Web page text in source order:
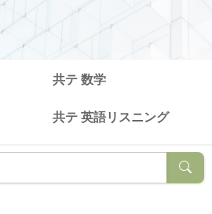
共テ 数学
共テ 英語リスニング